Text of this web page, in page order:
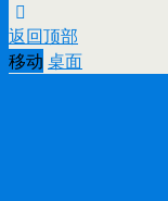
返回顶部
移动 桌面